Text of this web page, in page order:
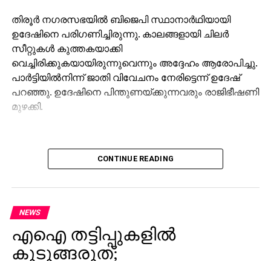
തിരൂര്‍ നഗരസഭയില്‍ ബിജെപി സ്ഥാനാര്‍ഥിയായി
ഉദേഷിനെ പരിഗണിച്ചിരുന്നു. കാലങ്ങളായി ചിലര്‍
സീറ്റുകള്‍ കുത്തകയാക്കി
വെച്ചിരിക്കുകയായിരുന്നുവെന്നും അദ്ദേഹം ആരോപിച്ചു.
പാര്‍ട്ടിയില്‍നിന്ന് ജാതി വിവേചനം നേരിട്ടെന്ന് ഉദേഷ്
പറഞ്ഞു. ഉദേഷിനെ പിന്തുണയ്ക്കുന്നവരും രാജിഭീഷണി
മുഴക്കി.
CONTINUE READING
NEWS
എഐ തട്ടിപ്പുകളില്‍
കുടുങ്ങരുത്;